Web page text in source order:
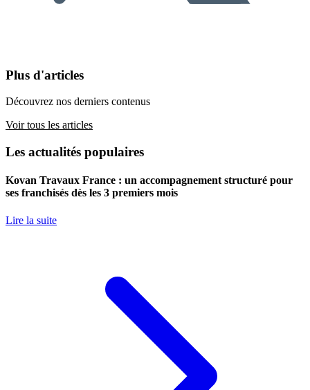
Plus d'articles
Découvrez nos derniers contenus
Voir tous les articles
Les actualités populaires
Kovan Travaux France : un accompagnement structuré pour
ses franchisés dès les 3 premiers mois
Lire la suite